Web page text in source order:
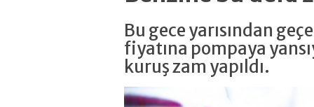
Bu gece yarısından
fiyatına pompaya
kuruş zam yapıldı.